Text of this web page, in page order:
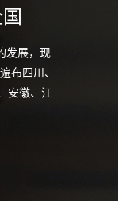
发展，现
布四川、
安徽、江